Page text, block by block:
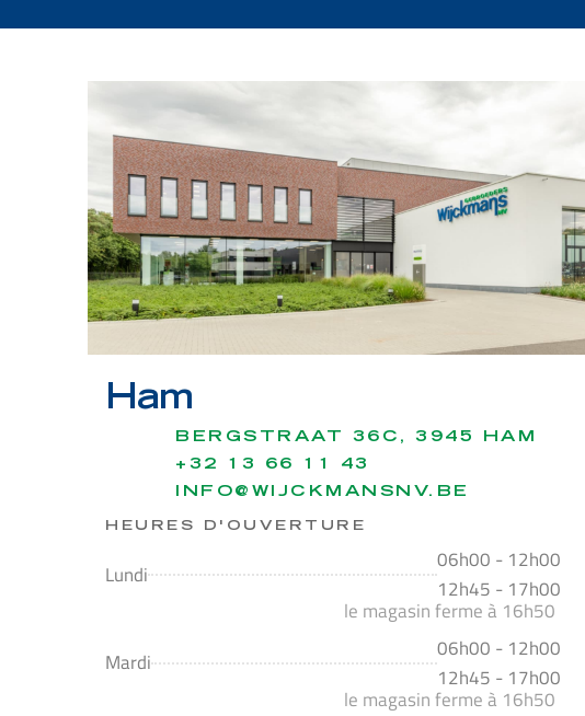
Ham
BERGSTRAAT 36C, 3945 HAM
+32 13 66 11 43
INFO@WIJCKMANSNV.BE
HEURES D'OUVERTURE
Lundi
06h00 - 12h00
12h45 - 17h00
le magasin ferme à 16h50
Mardi
06h00 - 12h00
12h45 - 17h00
le magasin ferme à 16h50